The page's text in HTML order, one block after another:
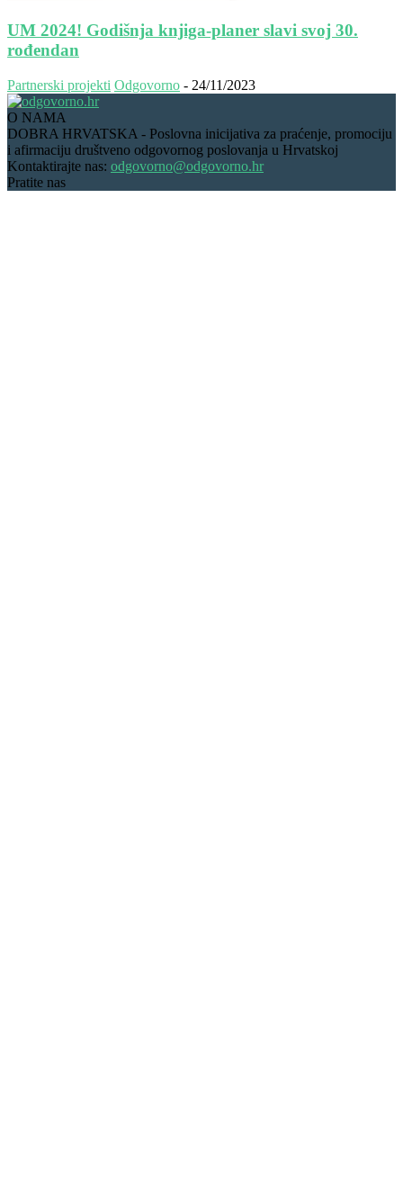
UM 2024! Godišnja knjiga-planer slavi svoj 30.
rođendan
Partnerski projekti Odgovorno - 24/11/2023
O NAMA
DOBRA HRVATSKA - Poslovna inicijativa za praćenje, promociju
i afirmaciju društveno odgovornog poslovanja u Hrvatskoj
Kontaktirajte nas: odgovorno@odgovorno.hr
Pratite nas